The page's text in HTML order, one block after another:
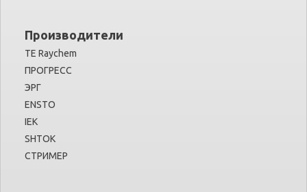
Производители
TE Raychem
ПРОГРЕСС
ЭРГ
ENSTO
IEK
SHTOK
СТРИМЕР